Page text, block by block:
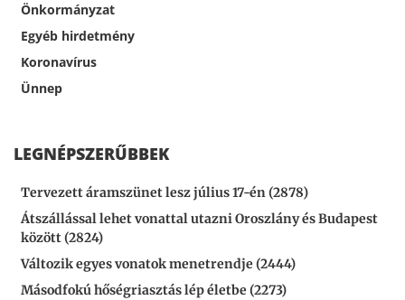
Önkormányzat
Egyéb hirdetmény
Koronavírus
Ünnep
LEGNÉPSZERŰBBEK
Tervezett áramszünet lesz július 17-én (2878)
Átszállással lehet vonattal utazni Oroszlány és Budapest
között (2824)
Változik egyes vonatok menetrendje (2444)
Másodfokú hőségriasztás lép életbe (2273)